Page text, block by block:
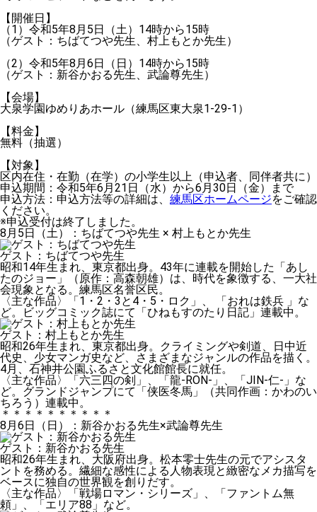
【開催日】
（1）令和5年8月5日（土）14時から15時
（ゲスト：ちばてつや先生、村上もとか先生）
（2）令和5年8月6日（日）14時から15時
（ゲスト：新谷かおる先生、武論尊先生）
【会場】
大泉学園ゆめりあホール（練馬区東大泉1-29-1）
【料金】
無料（抽選）
【対象】
区内在住・在勤（在学）の小学生以上（申込者、同伴者共に）
申込期間：令和5年6月21日（水）から6月30日（金）まで
申込方法：申込方法等の詳細は、 練馬区ホームページをご確認
ください。
※申込受付は終了しました。
8月5日（土）：ちばてつや先生 × 村上もとか先生
ゲスト： ちばてつや先生
昭和14年生まれ、東京都出身。43年に連載を開始した「あし
たのジョー」（原作：高森朝雄）は、時代を象徴する、一大社
会現象となる。練馬区名誉区民。
〈主な作品〉「1・2・3と4・5・ロク」、 「おれは鉄兵 」な
ど。ビッグコミック誌にて「ひねもすのたり日記」連載中。
ゲスト： 村上もとか先生
昭和26年生まれ、東京都出身。クライミングや剣道、日中近
代史、少女マンガ史など、さまざまなジャンルの作品を描く。
4月、石神井公園ふるさと文化館館長に就任。
〈主な作品〉「六三四の剣」、「龍-RON-」、「JIN-仁-」な
ど。グランドジャンプにて「侠医冬馬」（共同作画：かわのい
ちろう）連載中。
＊＊＊＊＊＊＊＊＊＊
8月6日（日）：新谷かおる先生×武論尊先生
ゲスト： 新谷かおる先生
昭和26年生まれ、大阪府出身。松本零士先生の元でアシスタ
ントを務める。繊細な感性による人物表現と緻密なメカ描写を
ベースに独自の世界観を創りだす。
〈主な作品〉「戦場ロマン・シリーズ」、「ファントム無
頼」、「エリア88」など。